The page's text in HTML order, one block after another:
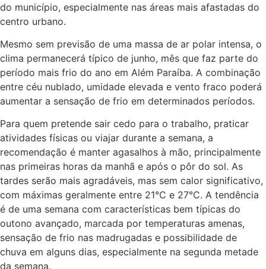
do município, especialmente nas áreas mais afastadas do
centro urbano.
Mesmo sem previsão de uma massa de ar polar intensa, o
clima permanecerá típico de junho, mês que faz parte do
período mais frio do ano em Além Paraíba. A combinação
entre céu nublado, umidade elevada e vento fraco poderá
aumentar a sensação de frio em determinados períodos.
Para quem pretende sair cedo para o trabalho, praticar
atividades físicas ou viajar durante a semana, a
recomendação é manter agasalhos à mão, principalmente
nas primeiras horas da manhã e após o pôr do sol. As
tardes serão mais agradáveis, mas sem calor significativo,
com máximas geralmente entre 21°C e 27°C. A tendência
é de uma semana com características bem típicas do
outono avançado, marcada por temperaturas amenas,
sensação de frio nas madrugadas e possibilidade de
chuva em alguns dias, especialmente na segunda metade
da semana.